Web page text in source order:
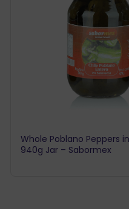
Whole Poblano Peppers
940g Jar – Sabormex